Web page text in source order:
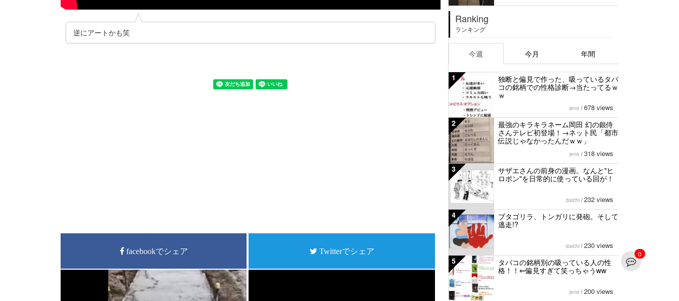
逆にアートかも笑
facebookでシェア Twitterでシェア 0
Ranking
ランキング
今週 今月 年間
1
独断と偏見で作った、吸っているタバ
コの銘柄での性格診断→当たってるｗ
ｗ
jene / 678 views
2
最強のキラキラネーム岡田 幻の銀侍
さんテレビ初登場！→ネット民「都市
伝説じゃなかったんだｗｗ」
jene / 318 views
3
サザエさんの前身の漫画。なんと"ヒ
ロポン"を日常的に使っている回が！
daichi / 232 views
4
ブタゴリラ、トンガリに発砲。そして
逃走!?
daichi / 230 views
5
タバコの銘柄別の吸っている人の性
格！！⇐偏見すぎて笑っちゃうww
jene / 200 views